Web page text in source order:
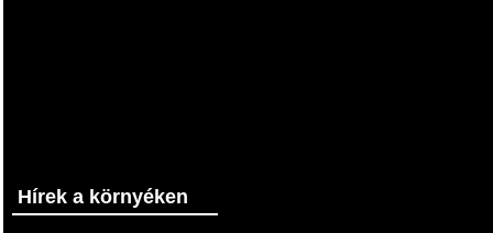
Hírek a környéken